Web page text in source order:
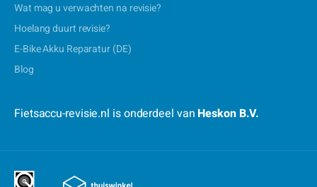
Wat mag u verwachten na revisie?
Hoelang duurt revisie?
E-Bike Akku Reparatur (DE)
Blog
Fietsaccu-revisie.nl is onderdeel van Heskon B.V.